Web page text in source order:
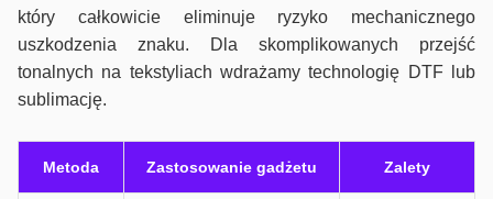
który całkowicie eliminuje ryzyko mechanicznego
uszkodzenia znaku. Dla skomplikowanych przejść
tonalnych na tekstyliach wdrażamy technologię DTF lub
sublimację.
Metoda Zastosowanie gadżetu Zalety